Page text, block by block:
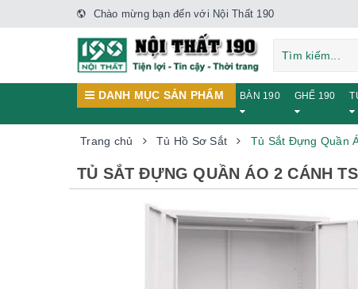
Chào mừng bạn đến với Nội Thất 190
DANH MỤC SẢN PHẨM BÀN 190 GHẾ 190
Trang chủ Tủ Hồ Sơ Sắt Tủ Sắt Đựng Quần
TỦ SẮT ĐỰNG QUẦN ÁO 2 CÁNH